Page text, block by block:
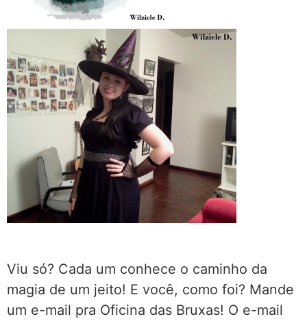
Viu só? Cada um conhece o caminho da
magia de um jeito! E você, como foi? Mande
um e-mail pra Oficina das Bruxas! O e-mail